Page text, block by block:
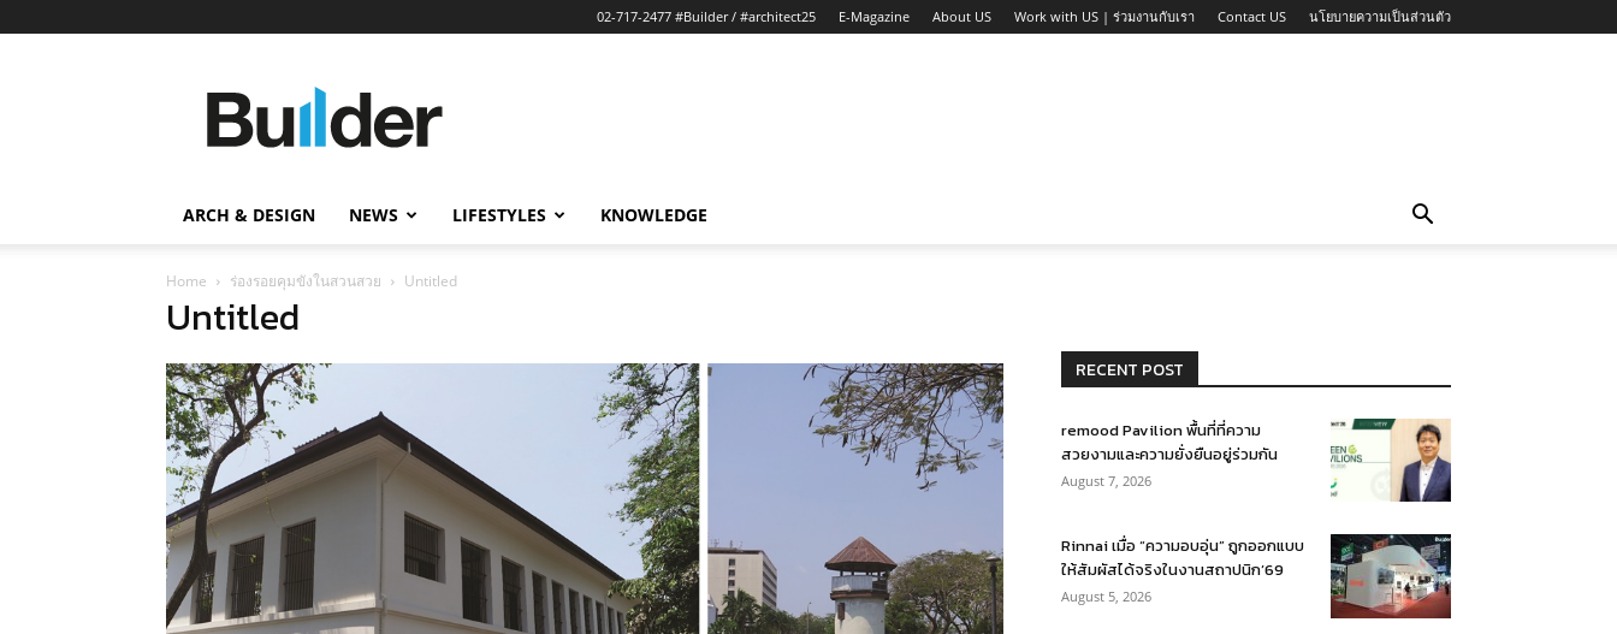
02-717-2477 #Builder / #architect25 E-Magazine About US Work with US | ร่วมงานกับเรา Contact US นโยบายความเป็นส่วนตัว
ข่าว
ก่อสร้าง
ARCH & DESIGN NEWS LIFESTYLES KNOWLEDGE
Home ร่องรอยคุมขังในสวนสวย Untitled
Untitled
RECENT POST
remood Pavilion พื้นที่ที่ความ
สวยงามและความยั่งยืนอยู่ร่วมกัน
August 7, 2026
Rinnai เมื่อ “ความอบอุ่น” ถูกออกแบบ
ให้สัมผัสได้จริงในงานสถาปนิก’69
August 5, 2026